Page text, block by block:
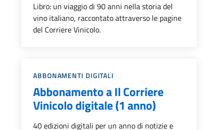
Libro: un viaggio di 90 anni nella storia del
vino italiano, raccontato attraverso le pagine
del Corriere Vinicolo.
Categoria::
ABBONAMENTI DIGITALI
Abbonamento a Il Corriere
Vinicolo digitale (1 anno)
40 edizioni digitali per un anno di notizie e